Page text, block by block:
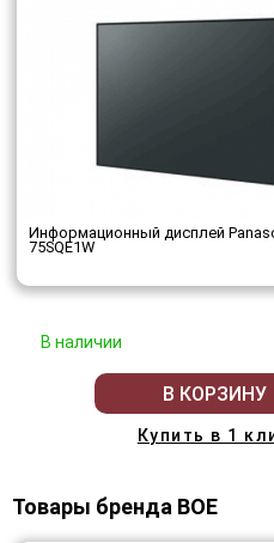
Информационный дисплей
75SQE1W
В наличии
В КОРЗИНУ
Купить в 1
Товары бренда BOE